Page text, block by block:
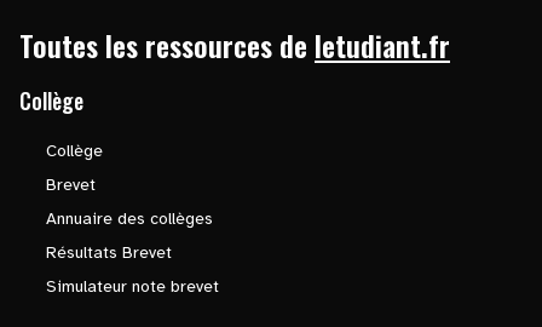
Toutes les ressources de letudiant.fr
Collège
Collège
Brevet
Annuaire des collèges
Résultats Brevet
Simulateur note brevet